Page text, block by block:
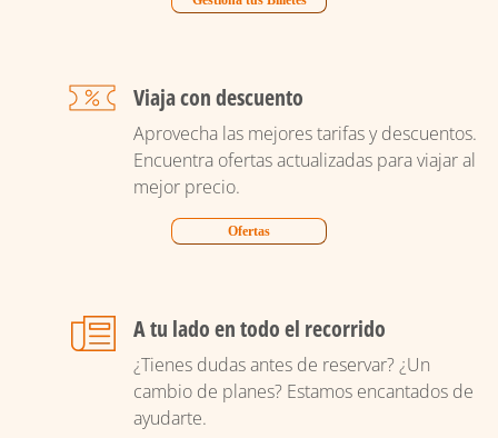
Viaja con descuento
Aprovecha las mejores tarifas y descuentos.
Encuentra ofertas actualizadas para viajar al
mejor precio.
Ofertas
A tu lado en todo el recorrido
¿Tienes dudas antes de reservar? ¿Un
cambio de planes? Estamos encantados de
ayudarte.